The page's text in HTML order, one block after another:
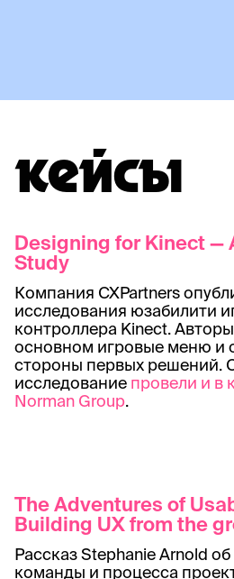
КЕЙСЫ
Designing for Kinect —
Study
Компания CXPartners
исследования юзабилити
контроллера Kinect.
основном игровые меню и
стороны первых решений.
исследование провели и в
Norman Group.
The Adventures of
Building UX from the
Рассказ Stephanie Arnold
команды и процесса